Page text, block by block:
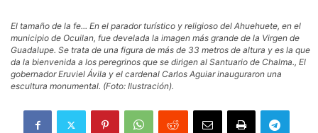
El tamaño de la fe... En el parador turístico y religioso del Ahuehuete, en el
municipio de Ocuilan, fue develada la imagen más grande de la Virgen de
Guadalupe. Se trata de una figura de más de 33 metros de altura y es la que
da la bienvenida a los peregrinos que se dirigen al Santuario de Chalma., El
gobernador Eruviel Ávila y el cardenal Carlos Aguiar inauguraron una
escultura monumental. (Foto: Ilustración).